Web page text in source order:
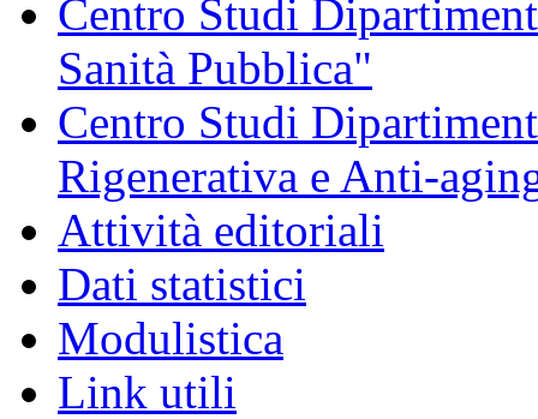
Centro Studi
Sanità Pubblica"
Centro Studi
Rigenerativa e Anti-
Attività editoriali
Dati statistici
Modulistica
Link utili